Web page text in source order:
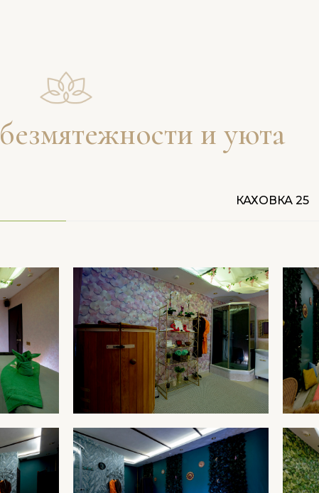
безмятежности и уюта
КАХОВКА 25